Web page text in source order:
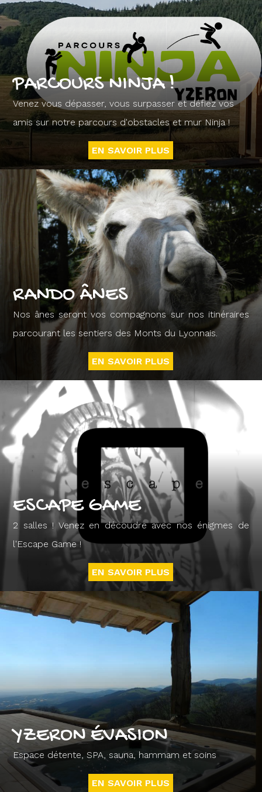
PARCOURS NINJA !
Venez vous dépasser, vous surpasser et défiez vos
amis sur notre parcours d'obstacles et mur Ninja !
EN SAVOIR PLUS
RANDO ÂNES
Nos ânes seront vos compagnons sur nos itinéraires
parcourant les sentiers des Monts du Lyonnais.
EN SAVOIR PLUS
ESCAPE GAME
2 salles ! Venez en découdre avec nos énigmes de
l'Escape Game !
EN SAVOIR PLUS
YZERON ÉVASION
Espace détente, SPA, sauna, hammam et soins
EN SAVOIR PLUS